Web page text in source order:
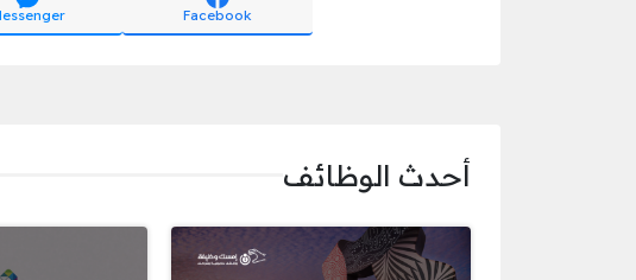
Facebook
أحدث الوظائف